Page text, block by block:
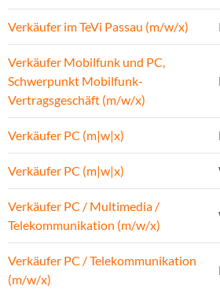
Verkäufer im TeVi Passau (m/w/x)
Verkäufer Mobilfunk und PC,
Schwerpunkt Mobilfunk-
Vertragsgeschäft (m/w/x)
Verkäufer PC (m|w|x)
Verkäufer PC (m|w|x)
Verkäufer PC / Multimedia /
Telekommunikation (m/w/x)
Verkäufer PC / Telekommunikation
(m/w/x)